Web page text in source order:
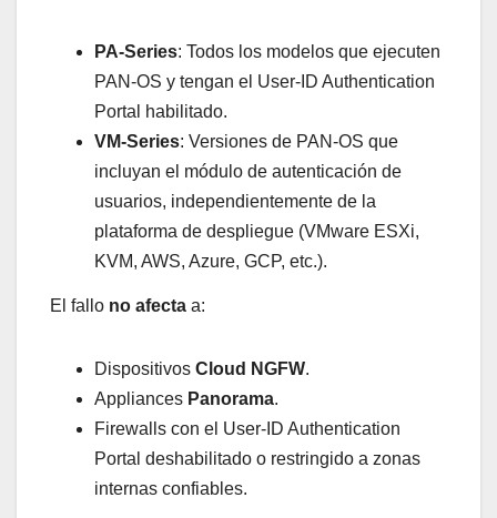
PA-Series: Todos los modelos que ejecuten
PAN-OS y tengan el User-ID Authentication
Portal habilitado.
VM-Series: Versiones de PAN-OS que
incluyan el módulo de autenticación de
usuarios, independientemente de la
plataforma de despliegue (VMware ESXi,
KVM, AWS, Azure, GCP, etc.).
El fallo no afecta a:
Dispositivos Cloud NGFW.
Appliances Panorama.
Firewalls con el User-ID Authentication
Portal deshabilitado o restringido a zonas
internas confiables.